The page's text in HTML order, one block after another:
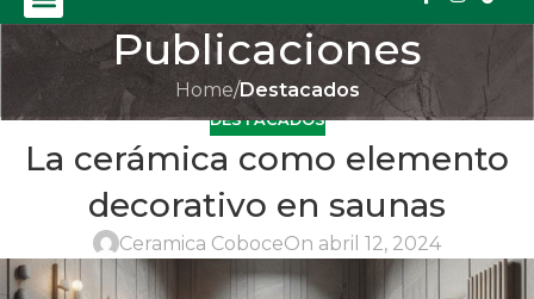
Publicaciones
Home/Destacados
DESTACADOS
La cerámica como elemento
decorativo en saunas
Ceramica CoboceOn abril 12, 2024